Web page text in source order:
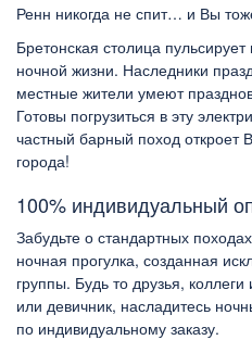
Ренн никогда не спит… и Вы
Бретонская столица
ночной жизни. Наследники
местные жители умеют
Готовы погрузиться в эту
частный барный поход откроет
города!
100% индивидуальный
Забудьте о стандартных
ночная прогулка, созданная
группы. Будь то друзья,
или девичник, насладитесь
по индивидуальному заказу.